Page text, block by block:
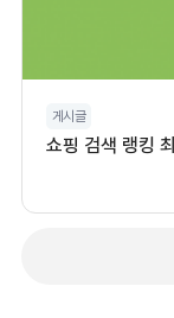
게시글
쇼핑 검색 랭킹